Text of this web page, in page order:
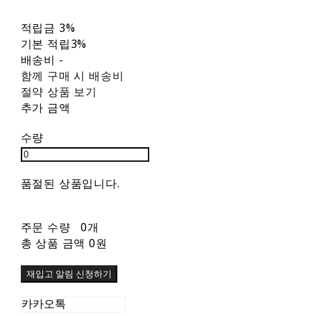
적립금 3%
기본 적립3%
배송비 -
함께 구매 시 배송비
절약 상품 보기
추가 금액
수량
품절된 상품입니다.
주문 수량
0개
총 상품 금액 0원
재입고 알림 신청하기
카카오톡